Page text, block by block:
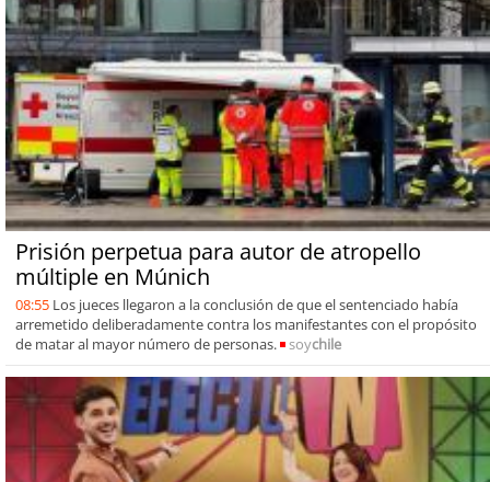
Prisión perpetua para autor de atropello
múltiple en Múnich
08:55 Los jueces llegaron a la conclusión de que el sentenciado había
arremetido deliberadamente contra los manifestantes con el propósito
de matar al mayor número de personas.
soychile